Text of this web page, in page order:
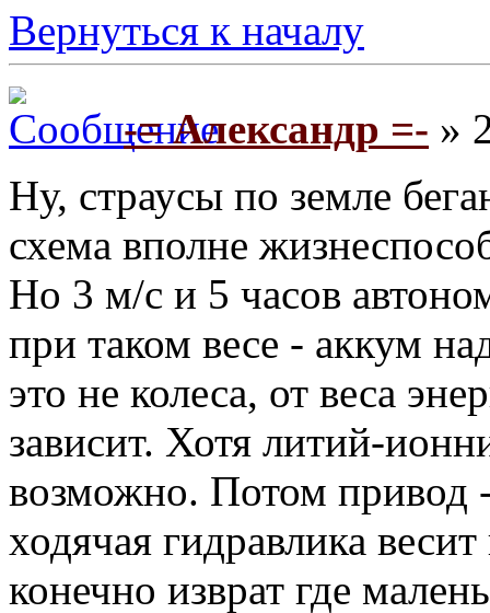
Вернуться к началу
-= Александр =- »
Ну, страусы по земле
схема вполне
Но 3 м/с и 5 часов
при таком весе - аккум
это не колеса, от веса
зависит. Хотя литий-
возможно. Потом привод -
ходячая гидравлика
конечно изврат где